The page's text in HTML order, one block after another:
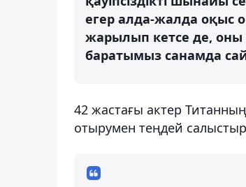
егер алда-жалда оқыс
жарылып кетсе де, оны
баратымыз санамда
42 жастағы актер
отырумен теңдей